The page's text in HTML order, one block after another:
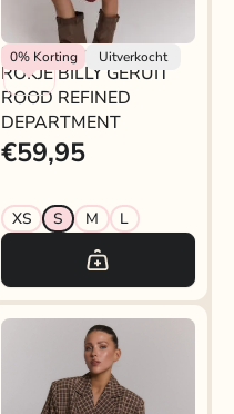
0%Korting Uitverkocht
Refined Department
ROKJE BILLY GERUIT
ROOD REFINED
DEPARTMENT
€59,95
XS S M L